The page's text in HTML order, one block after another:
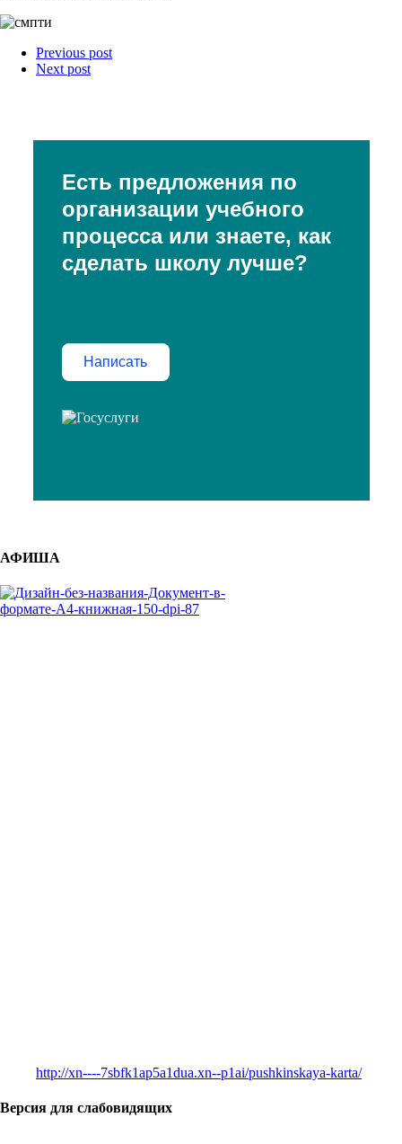
Previous post
Next post
Есть предложения по
организации учебного
процесса или знаете, как
сделать школу лучше?
Написать
АФИША
http://xn----7sbfk1ap5a1dua.xn--p1ai/pushkinskaya-karta/
Версия для слабовидящих